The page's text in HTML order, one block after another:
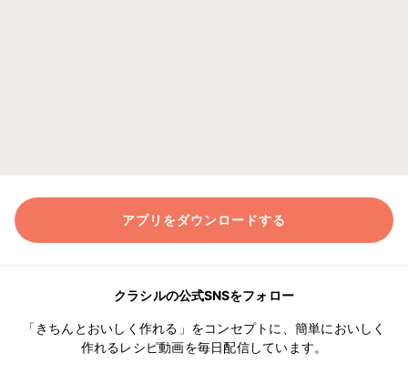
アプリをダウンロードする
クラシルの公式SNSをフォロー
「きちんとおいしく作れる」をコンセプトに、簡単においしく
作れるレシピ動画を毎日配信しています。